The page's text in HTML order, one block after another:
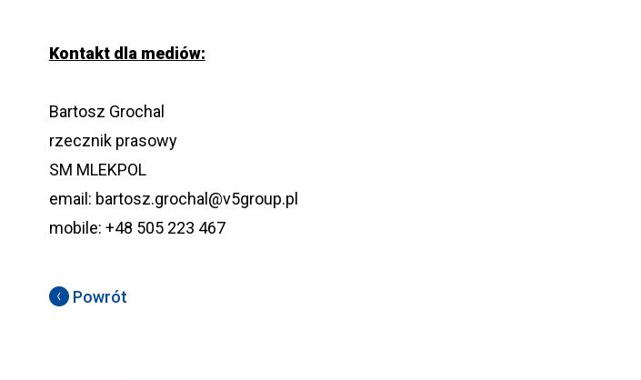
Kontakt dla mediów:
Bartosz Grochal
rzecznik prasowy
SM MLEKPOL
email: bartosz.grochal@v5group.pl
mobile: +48 505 223 467
Powrót